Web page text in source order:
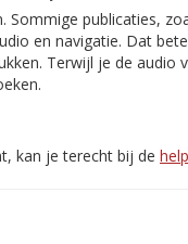
Sommige publicaties,
en navigatie. Dat
Terwijl je de
kan je terecht bij de